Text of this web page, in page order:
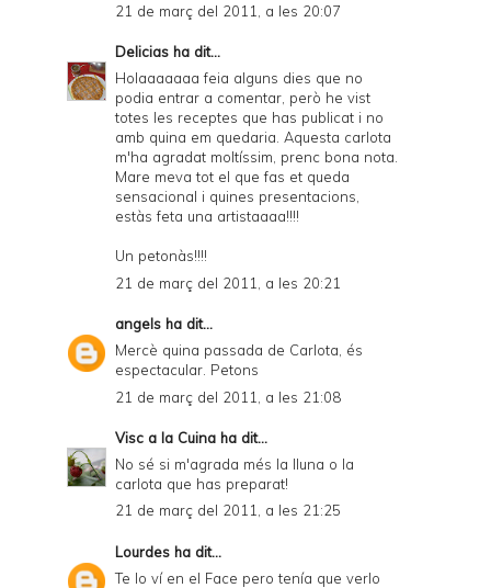
21 de març del 2011, a les 20:07
Delicias ha dit...
Holaaaaaaa feia alguns dies que no
podia entrar a comentar, però he vist
totes les receptes que has publicat i no
amb quina em quedaria. Aquesta carlota
m'ha agradat moltíssim, prenc bona nota.
Mare meva tot el que fas et queda
sensacional i quines presentacions,
estàs feta una artistaaaa!!!!
Un petonàs!!!!
21 de març del 2011, a les 20:21
angels ha dit...
Mercè quina passada de Carlota, és
espectacular. Petons
21 de març del 2011, a les 21:08
Visc a la Cuina ha dit...
No sé si m'agrada més la lluna o la
carlota que has preparat!
21 de març del 2011, a les 21:25
Lourdes ha dit...
Te lo ví en el Face pero tenía que verlo